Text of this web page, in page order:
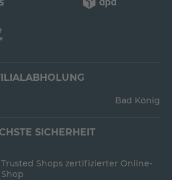
Bad König
SICHERHEIT
Trusted Shops zertifizierter Online-
Shop